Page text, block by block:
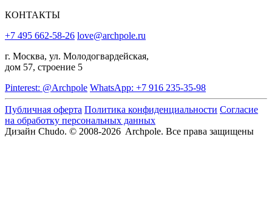
КОНТАКТЫ
+7 495 662-58-26 love@archpole.ru
г. Москва, ул. Молодогвардейская,
дом 57, строение 5
Pinterest: @Archpole WhatsApp: +7 916 235-35-98
Публичная оферта Политика конфиденциальности Согласие
на обработку персональных данных
Дизайн Chudo. © 2008-2026 Archpole. Все права защищены